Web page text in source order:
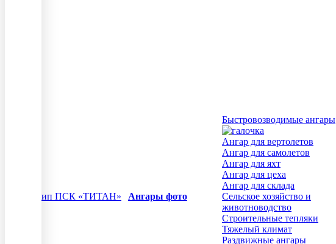
Ангары фото
Быстровозводимые ангары
Ангар для вертолетов
Ангар для самолетов
Ангар для яхт
Ангар для цеха
Ангар для склада
Сельское хозяйство и
животноводство
Строительные тепляки
Тяжелый климат
Раздвижные ангары